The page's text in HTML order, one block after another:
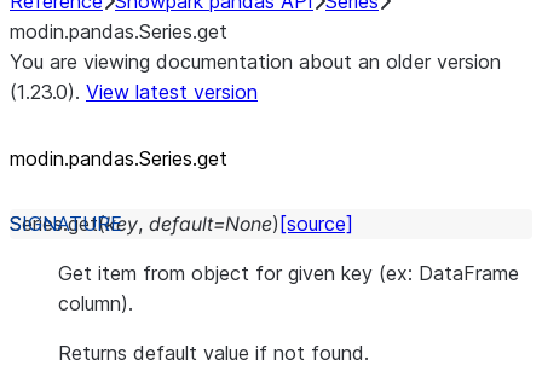
modin.pandas.Series.get
You are viewing documentation about an older version
(1.23.0). View latest version
modin.pandas.Series.get
Series.get(key, default=None) [source]
Get item from object for given key (ex: DataFrame
column).
Returns default value if not found.